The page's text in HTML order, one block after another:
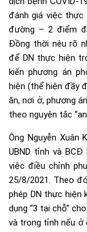
đánh giá việc thực
đường – 2 điểm
Đồng thời nêu rõ
để DN thực hiện
kiến phương án
hiện (thể hiện đầy
ăn, nơi ở, phương
theo nguyên tắc
Ông Nguyễn Xuân
UBND tỉnh và BCĐ
việc điều chỉnh
25/8/2021. Theo
phép DN thực hiện
dụng “3 tại chỗ”
và trong tỉnh nếu ở